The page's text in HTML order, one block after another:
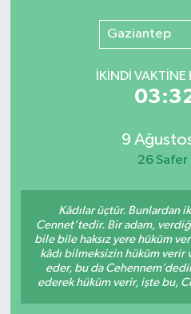
Gaziantep
İKINDI VAKTİNE
9
26 Safer
Kâdılar üçtür. Bunlardan
Cennet’tedir. Bir adam,
bile bile haksız yere hüküm
kâdı bilmeksizin hüküm verir
eder, bu da
ederek hüküm verir, işte bu,
Son Dakika Haberleri